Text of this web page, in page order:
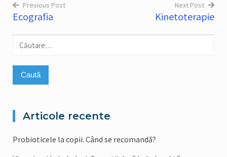
Navigare
în
articole
Previous Post
Ecografia
Next Post
Kinetoterapie
Caută
Articole recente
Probioticele la copii. Când se recomandă?